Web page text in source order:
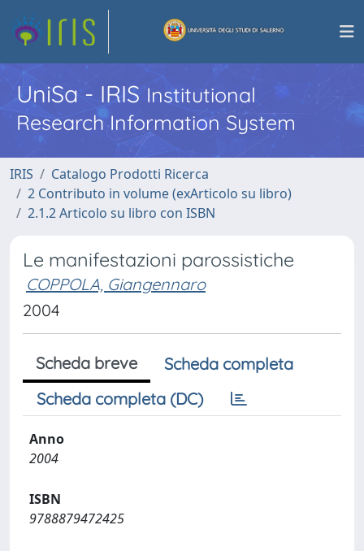
UniSa - IRISInstitutional
Research Information System
IRIS
Catalogo Prodotti Ricerca
2 Contributo in volume (exArticolo su libro)
2.1.2 Articolo su libro con ISBN
Le manifestazioni parossistiche
COPPOLA, Giangennaro
2004
Scheda breve
Scheda completa
Scheda completa (DC)
Anno
2004
ISBN
9788879472425